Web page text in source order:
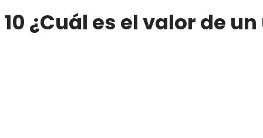
10 ¿Cuál es el valor de